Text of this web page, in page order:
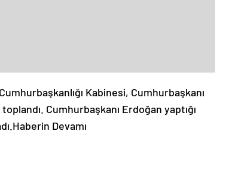
Kabinesi, Cumhurbaşkanı
Cumhurbaşkanı Erdoğan yaptığı
Haberin Devamı